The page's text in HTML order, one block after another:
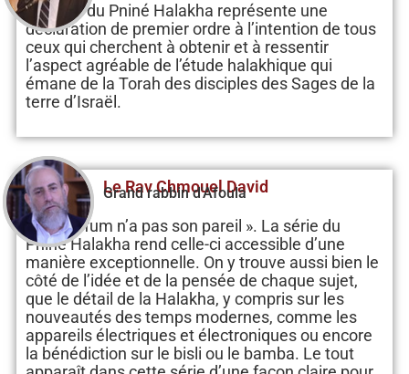
La série du Pniné Halakha représente une
déclaration de premier ordre à l’intention de tous
ceux qui cherchent à obtenir et à ressentir
l’aspect agréable de l’étude halakhique qui
émane de la Torah des disciples des Sages de la
terre d’Israël.
Le Rav Chmouel David
Grand rabbin d'Afoula
« Ce parfum n’a pas son pareil ». La série du
Pniné Halakha rend celle-ci accessible d’une
manière exceptionnelle. On y trouve aussi bien le
côté de l’idée et de la pensée de chaque sujet,
que le détail de la Halakha, y compris sur les
nouveautés des temps modernes, comme les
appareils électriques et électroniques ou encore
la bénédiction sur le bisli ou le bamba. Le tout